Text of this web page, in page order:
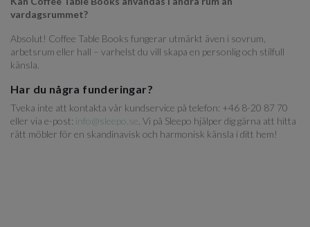
vardagsrummet?
Absolut! Coffee Table Books fungerar utmärkt även i sovrum,
arbetsrum eller hall – varhelst du vill skapa en personlig och stilfull
känsla.
Har du några funderingar?
Tveka inte att kontakta vår kundservice på telefon: +46 8-20 87 70
eller via e-post: info@sleepo.se . Vi på Sleepo hjälper dig gärna att hitta
rätt möbler för en skandinavisk och harmonisk känsla i ditt hem!